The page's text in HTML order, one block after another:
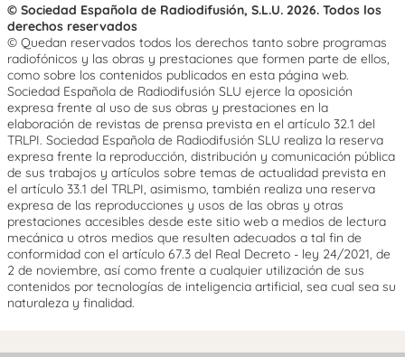
© Sociedad Española de Radiodifusión, S.L.U. 2026. Todos los
derechos reservados
© Quedan reservados todos los derechos tanto sobre programas
radiofónicos y las obras y prestaciones que formen parte de ellos,
como sobre los contenidos publicados en esta página web.
Sociedad Española de Radiodifusión SLU ejerce la oposición
expresa frente al uso de sus obras y prestaciones en la
elaboración de revistas de prensa prevista en el artículo 32.1 del
TRLPI. Sociedad Española de Radiodifusión SLU realiza la reserva
expresa frente la reproducción, distribución y comunicación pública
de sus trabajos y artículos sobre temas de actualidad prevista en
el artículo 33.1 del TRLPI, asimismo, también realiza una reserva
expresa de las reproducciones y usos de las obras y otras
prestaciones accesibles desde este sitio web a medios de lectura
mecánica u otros medios que resulten adecuados a tal fin de
conformidad con el artículo 67.3 del Real Decreto - ley 24/2021, de
2 de noviembre, así como frente a cualquier utilización de sus
contenidos por tecnologías de inteligencia artificial, sea cual sea su
naturaleza y finalidad.